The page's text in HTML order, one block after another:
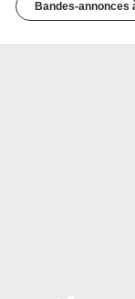
Bandes-annonces